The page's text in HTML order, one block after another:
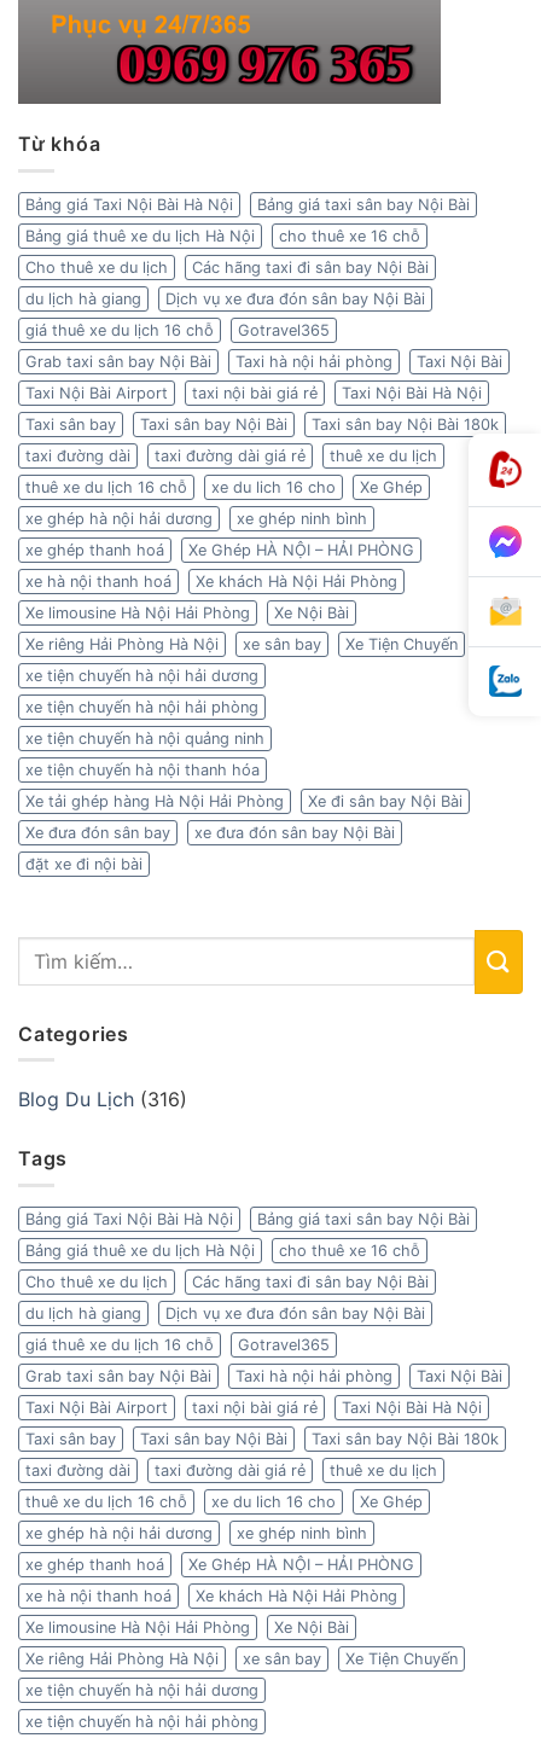
Từ khóa
Bảng giá Taxi Nội Bài Hà Nội
Bảng giá taxi sân bay Nội Bài
Bảng giá thuê xe du lịch Hà Nội
cho thuê xe 16 chỗ
Cho thuê xe du lịch
Các hãng taxi đi sân bay Nội Bài
du lịch hà giang
Dịch vụ xe đưa đón sân bay Nội Bài
giá thuê xe du lịch 16 chỗ
Gotravel365
Grab taxi sân bay Nội Bài
Taxi hà nội hải phòng
Taxi Nội Bài
Taxi Nội Bài Airport
taxi nội bài giá rẻ
Taxi Nội Bài Hà Nội
Taxi sân bay
Taxi sân bay Nội Bài
Taxi sân bay Nội Bài 180k
taxi đường dài
taxi đường dài giá rẻ
thuê xe du lịch
thuê xe du lịch 16 chỗ
xe du lich 16 cho
Xe Ghép
xe ghép hà nội hải dương
xe ghép ninh bình
xe ghép thanh hoá
Xe Ghép HÀ NỘI – HẢI PHÒNG
xe hà nội thanh hoá
Xe khách Hà Nội Hải Phòng
Xe limousine Hà Nội Hải Phòng
Xe Nội Bài
Xe riêng Hải Phòng Hà Nội
xe sân bay
Xe Tiện Chuyến
xe tiện chuyến hà nội hải dương
xe tiện chuyến hà nội hải phòng
xe tiện chuyến hà nội quảng ninh
xe tiện chuyến hà nội thanh hóa
Xe tải ghép hàng Hà Nội Hải Phòng
Xe đi sân bay Nội Bài
Xe đưa đón sân bay
xe đưa đón sân bay Nội Bài
đặt xe đi nội bài
Categories
Blog Du Lịch (316)
Tags
Bảng giá Taxi Nội Bài Hà Nội
Bảng giá taxi sân bay Nội Bài
Bảng giá thuê xe du lịch Hà Nội
cho thuê xe 16 chỗ
Cho thuê xe du lịch
Các hãng taxi đi sân bay Nội Bài
du lịch hà giang
Dịch vụ xe đưa đón sân bay Nội Bài
giá thuê xe du lịch 16 chỗ
Gotravel365
Grab taxi sân bay Nội Bài
Taxi hà nội hải phòng
Taxi Nội Bài
Taxi Nội Bài Airport
taxi nội bài giá rẻ
Taxi Nội Bài Hà Nội
Taxi sân bay
Taxi sân bay Nội Bài
Taxi sân bay Nội Bài 180k
taxi đường dài
taxi đường dài giá rẻ
thuê xe du lịch
thuê xe du lịch 16 chỗ
xe du lich 16 cho
Xe Ghép
xe ghép hà nội hải dương
xe ghép ninh bình
xe ghép thanh hoá
Xe Ghép HÀ NỘI – HẢI PHÒNG
xe hà nội thanh hoá
Xe khách Hà Nội Hải Phòng
Xe limousine Hà Nội Hải Phòng
Xe Nội Bài
Xe riêng Hải Phòng Hà Nội
xe sân bay
Xe Tiện Chuyến
xe tiện chuyến hà nội hải dương
xe tiện chuyến hà nội hải phòng